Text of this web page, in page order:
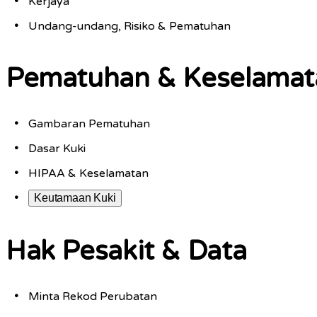
Undang-undang, Risiko & Pematuhan
Pematuhan &
Gambaran Pematuhan
Dasar Kuki
HIPAA & Keselamatan
Keutamaan Kuki
Hak Pesakit & Data
Minta Rekod Perubatan